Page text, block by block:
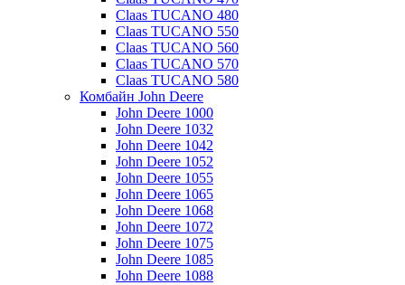
Claas TUCANO 480
Claas TUCANO 550
Claas TUCANO 560
Claas TUCANO 570
Claas TUCANO 580
Комбайн John Deere
John Deere 1000
John Deere 1032
John Deere 1042
John Deere 1052
John Deere 1055
John Deere 1065
John Deere 1068
John Deere 1072
John Deere 1075
John Deere 1085
John Deere 1088